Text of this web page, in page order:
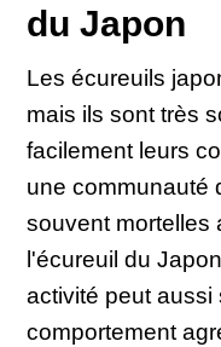
du Japon
Les écureuils
mais ils sont très
facilement leurs
une communauté
souvent mortelles
l'écureuil du
activité peut
comportement